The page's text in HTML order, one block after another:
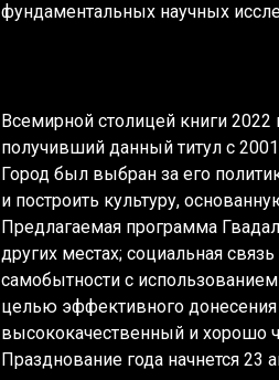
фундаментальных научных
Всемирной столицей книги 2022
получивший данный титул с 2001
Город был выбран за его
и построить культуру,
Предлагаемая программа
других местах; социальная
самобытности с
целью эффективного
высококачественный и хорошо
Празднование года начнется 23